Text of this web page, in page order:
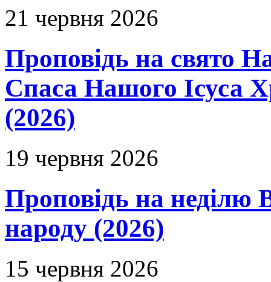
21 червня 2026
Проповідь на свято
Спаса Нашого Ісуса
(2026)
19 червня 2026
Проповідь на неділю
народу (2026)
15 червня 2026